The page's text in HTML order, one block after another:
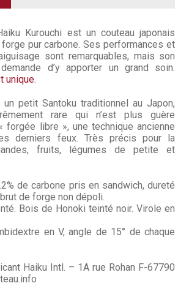
Kurouchi est un couteau japonais
pur carbone. Ses performances et
sont remarquables, mais son
d’y apporter un grand soin.
unique.
petit Santoku traditionnel au Japon,
rare qui n’est plus guère
forgée libre », une technique ancienne
derniers feux. Très précis pour la
fruits, légumes de petite et
de carbone pris en sandwich, dureté
de forge non dépoli.
Bois de Honoki teinté noir. Virole en
en V, angle de 15° de chaque
Haiku Intl. – 1A rue Rohan F-67790